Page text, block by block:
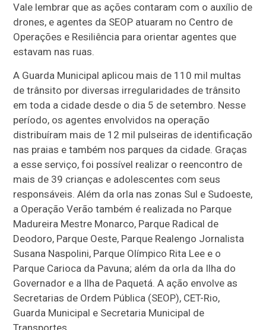
Vale lembrar que as ações contaram com o auxílio de
drones, e agentes da SEOP atuaram no Centro de
Operações e Resiliência para orientar agentes que
estavam nas ruas.
A Guarda Municipal aplicou mais de 110 mil multas
de trânsito por diversas irregularidades de trânsito
em toda a cidade desde o dia 5 de setembro. Nesse
período, os agentes envolvidos na operação
distribuíram mais de 12 mil pulseiras de identificação
nas praias e também nos parques da cidade. Graças
a esse serviço, foi possível realizar o reencontro de
mais de 39 crianças e adolescentes com seus
responsáveis. Além da orla nas zonas Sul e Sudoeste,
a Operação Verão também é realizada no Parque
Madureira Mestre Monarco, Parque Radical de
Deodoro, Parque Oeste, Parque Realengo Jornalista
Susana Naspolini, Parque Olímpico Rita Lee e o
Parque Carioca da Pavuna; além da orla da Ilha do
Governador e a Ilha de Paquetá. A ação envolve as
Secretarias de Ordem Pública (SEOP), CET-Rio,
Guarda Municipal e Secretaria Municipal de